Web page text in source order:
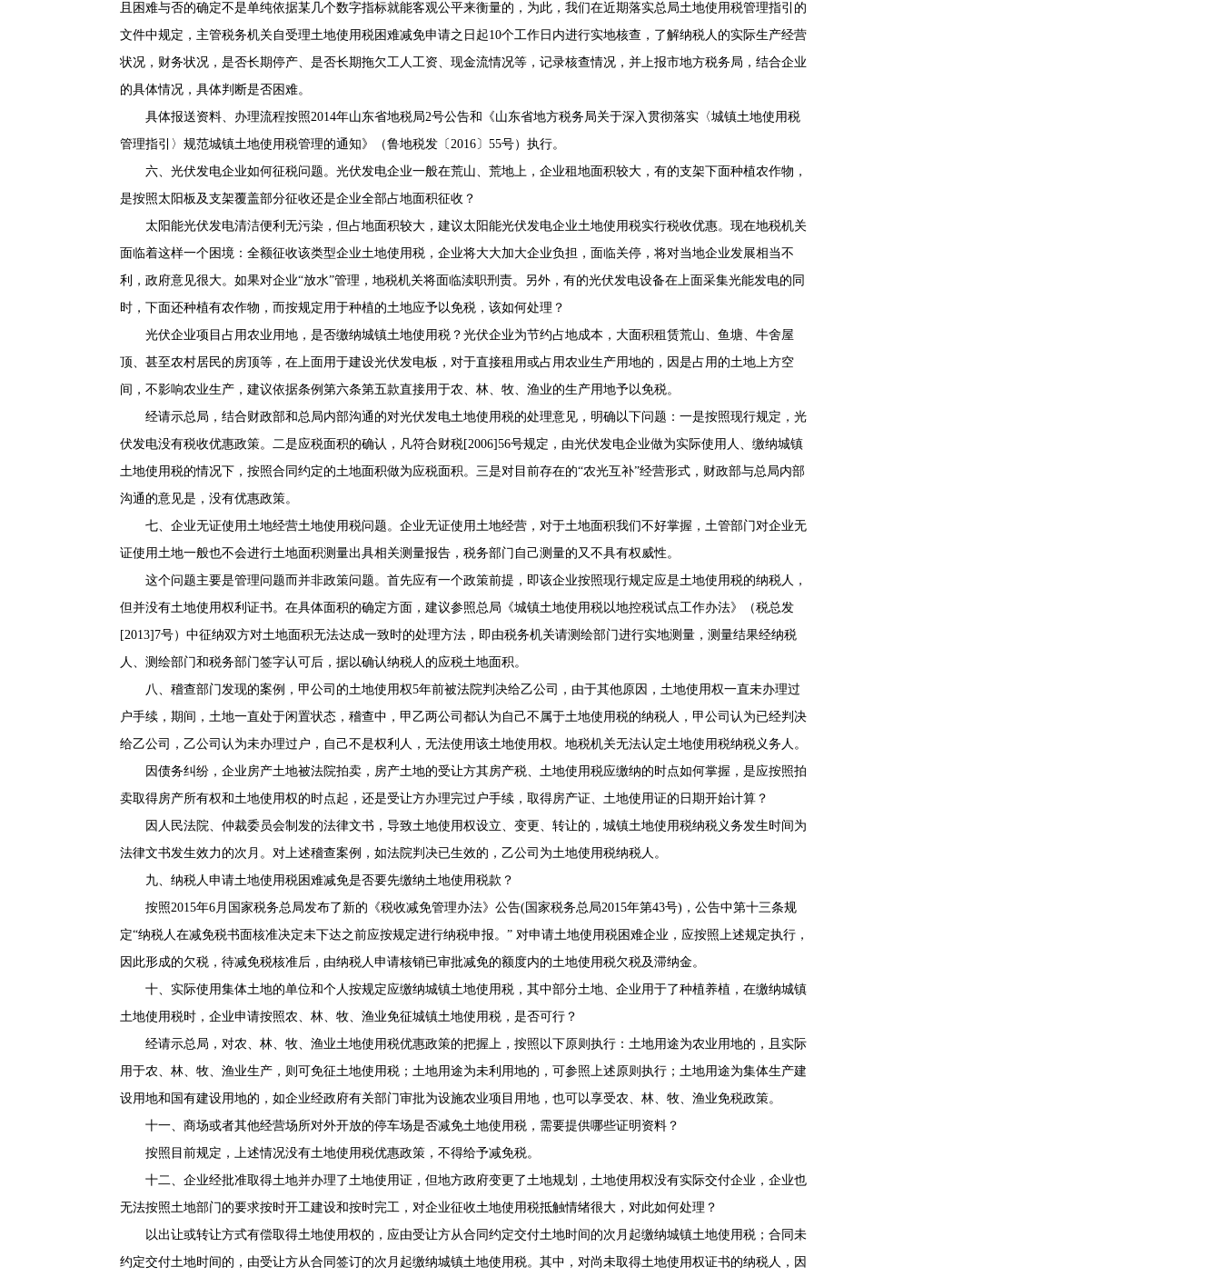
且困难与否的确定不是单纯依据某几个数字指标就能客观公平来衡量的，为此，我们在近期落实总局土地使用税管理指引的
文件中规定，主管税务机关自受理土地使用税困难减免申请之日起10个工作日内进行实地核查，了解纳税人的实际生产经营
状况，财务状况，是否长期停产、是否长期拖欠工人工资、现金流情况等，记录核查情况，并上报市地方税务局，结合企业
的具体情况，具体判断是否困难。
具体报送资料、办理流程按照2014年山东省地税局2号公告和《山东省地方税务局关于深入贯彻落实〈城镇土地使用税
管理指引〉规范城镇土地使用税管理的通知》（鲁地税发〔2016〕55号）执行。
六、光伏发电企业如何征税问题。光伏发电企业一般在荒山、荒地上，企业租地面积较大，有的支架下面种植农作物，
是按照太阳板及支架覆盖部分征收还是企业全部占地面积征收？
太阳能光伏发电清洁便利无污染，但占地面积较大，建议太阳能光伏发电企业土地使用税实行税收优惠。现在地税机关
面临着这样一个困境：全额征收该类型企业土地使用税，企业将大大加大企业负担，面临关停，将对当地企业发展相当不
利，政府意见很大。如果对企业“放水”管理，地税机关将面临渎职刑责。另外，有的光伏发电设备在上面采集光能发电的同
时，下面还种植有农作物，而按规定用于种植的土地应予以免税，该如何处理？
光伏企业项目占用农业用地，是否缴纳城镇土地使用税？光伏企业为节约占地成本，大面积租赁荒山、鱼塘、牛舍屋
顶、甚至农村居民的房顶等，在上面用于建设光伏发电板，对于直接租用或占用农业生产用地的，因是占用的土地上方空
间，不影响农业生产，建议依据条例第六条第五款直接用于农、林、牧、渔业的生产用地予以免税。
经请示总局，结合财政部和总局内部沟通的对光伏发电土地使用税的处理意见，明确以下问题：一是按照现行规定，光
伏发电没有税收优惠政策。二是应税面积的确认，凡符合财税[2006]56号规定，由光伏发电企业做为实际使用人、缴纳城镇
土地使用税的情况下，按照合同约定的土地面积做为应税面积。三是对目前存在的“农光互补”经营形式，财政部与总局内部
沟通的意见是，没有优惠政策。
七、企业无证使用土地经营土地使用税问题。企业无证使用土地经营，对于土地面积我们不好掌握，土管部门对企业无
证使用土地一般也不会进行土地面积测量出具相关测量报告，税务部门自己测量的又不具有权威性。
这个问题主要是管理问题而并非政策问题。首先应有一个政策前提，即该企业按照现行规定应是土地使用税的纳税人，
但并没有土地使用权利证书。在具体面积的确定方面，建议参照总局《城镇土地使用税以地控税试点工作办法》（税总发
[2013]7号）中征纳双方对土地面积无法达成一致时的处理方法，即由税务机关请测绘部门进行实地测量，测量结果经纳税
人、测绘部门和税务部门签字认可后，据以确认纳税人的应税土地面积。
八、稽查部门发现的案例，甲公司的土地使用权5年前被法院判决给乙公司，由于其他原因，土地使用权一直未办理过
户手续，期间，土地一直处于闲置状态，稽查中，甲乙两公司都认为自己不属于土地使用税的纳税人，甲公司认为已经判决
给乙公司，乙公司认为未办理过户，自己不是权利人，无法使用该土地使用权。地税机关无法认定土地使用税纳税义务人。
因债务纠纷，企业房产土地被法院拍卖，房产土地的受让方其房产税、土地使用税应缴纳的时点如何掌握，是应按照拍
卖取得房产所有权和土地使用权的时点起，还是受让方办理完过户手续，取得房产证、土地使用证的日期开始计算？
因人民法院、仲裁委员会制发的法律文书，导致土地使用权设立、变更、转让的，城镇土地使用税纳税义务发生时间为
法律文书发生效力的次月。对上述稽查案例，如法院判决已生效的，乙公司为土地使用税纳税人。
九、纳税人申请土地使用税困难减免是否要先缴纳土地使用税款？
按照2015年6月国家税务总局发布了新的《税收减免管理办法》公告(国家税务总局2015年第43号)，公告中第十三条规
定“纳税人在减免税书面核准决定未下达之前应按规定进行纳税申报。” 对申请土地使用税困难企业，应按照上述规定执行，
因此形成的欠税，待减免税核准后，由纳税人申请核销已审批减免的额度内的土地使用税欠税及滞纳金。
十、实际使用集体土地的单位和个人按规定应缴纳城镇土地使用税，其中部分土地、企业用于了种植养植，在缴纳城镇
土地使用税时，企业申请按照农、林、牧、渔业免征城镇土地使用税，是否可行？
经请示总局，对农、林、牧、渔业土地使用税优惠政策的把握上，按照以下原则执行：土地用途为农业用地的，且实际
用于农、林、牧、渔业生产，则可免征土地使用税；土地用途为未利用地的，可参照上述原则执行；土地用途为集体生产建
设用地和国有建设用地的，如企业经政府有关部门审批为设施农业项目用地，也可以享受农、林、牧、渔业免税政策。
十一、商场或者其他经营场所对外开放的停车场是否减免土地使用税，需要提供哪些证明资料？
按照目前规定，上述情况没有土地使用税优惠政策，不得给予减免税。
十二、企业经批准取得土地并办理了土地使用证，但地方政府变更了土地规划，土地使用权没有实际交付企业，企业也
无法按照土地部门的要求按时开工建设和按时完工，对企业征收土地使用税抵触情绪很大，对此如何处理？
以出让或转让方式有偿取得土地使用权的，应由受让方从合同约定交付土地时间的次月起缴纳城镇土地使用税；合同未
约定交付土地时间的，由受让方从合同签订的次月起缴纳城镇土地使用税。其中，对尚未取得土地使用权证书的纳税人，因